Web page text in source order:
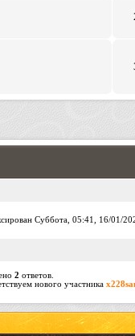
Суббота, 05:41, 16/01/
2 ответов.
нового участника